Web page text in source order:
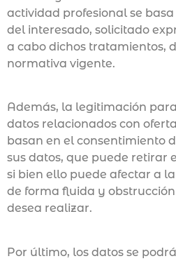
actividad profesional se
del interesado, solicitado
a cabo dichos tratamientos,
normativa vigente.
Además, la legitimación
datos relacionados con
basan en el consentimiento
sus datos, que puede retirar
si bien ello puede afectar a
de forma fluida y
desea realizar.
Por último, los datos se